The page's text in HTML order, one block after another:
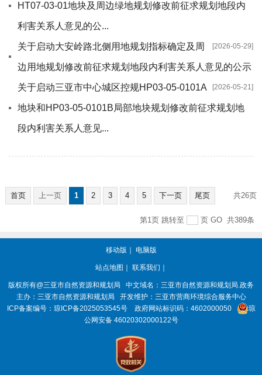
HT07-03-01地块及周边绿地规划修改前征求规划地段内
利害关系人意见的公...
[2026-05-29]
关于启动大安岭路北侧用地规划指标确定及周
边用地规划修改前征求规划地段内利害关系人意见的公示
[2026-05-21]
关于启动三亚市中心城区控规HP03-05-0101A
地块和HP03-05-0101B局部地块规划修改前征求规划地
段内利害关系人意见...
首页 上一页 1 2 3 4 5 下一页 尾页 共26页
共389条
跳转至 页 GO
第1页
移动版 ｜ 电脑版
站点地图 ｜ 联系我们 ｜
版权所有@三亚市自然资源和规划局
中文域名：三亚市自然资源和规划局.政务
主办：三亚市自然资源和规划局
开发维护：三亚市营商环境综合服务中心
ICP备案编号： 琼ICP备2025053545号 政府网站标识码： 4602000050
琼
公网安备 46020302000122号